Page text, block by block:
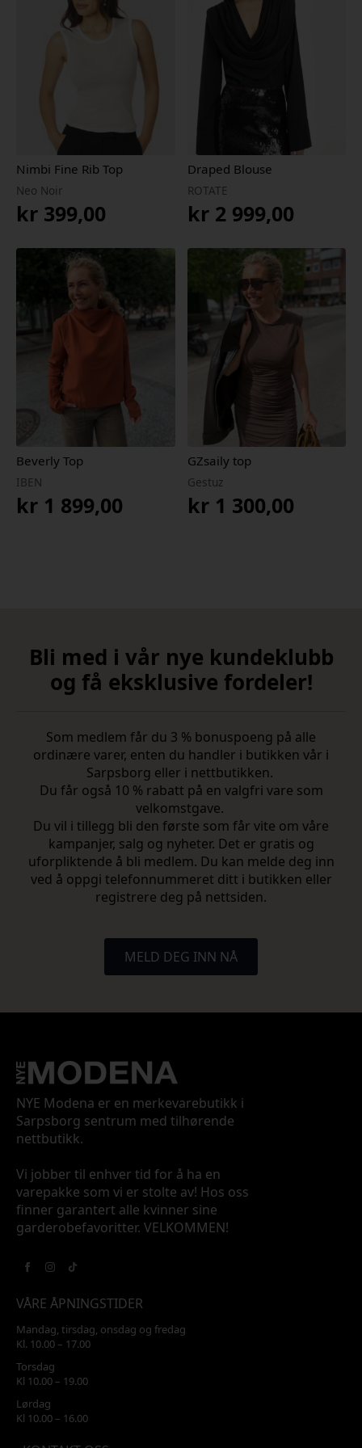
Nimbi Fine Rib Top
Neo Noir
kr 399,00
Draped Blouse
ROTATE
kr2 999,00
Beverly Top
IBEN
kr 1 899,00
GZsaily top
Gestuz
kr1 300,00
Bli med i vår nye kundeklubb
og få eksklusive fordeler!
Som medlem får du 3 % bonuspoeng på alle
ordinære varer, enten du handler i butikken vår i
Sarpsborg eller i nettbutikken.
Du får også 10 % rabatt på en valgfri vare som
velkomstgave.
Du vil i tillegg bli den første som får vite om våre
kampanjer, salg og nyheter. Det er gratis og
uforpliktende å bli medlem. Du kan melde deg inn
ved å oppgi telefonnummeret ditt i butikken eller
registrere deg på nettsiden.
MELD DEG INN NÅ
NYE Modena er en merkevarebutikk i
Sarpsborg sentrum med tilhørende
nettbutikk.
Vi jobber til enhver tid for å ha en
varepakke som vi er stolte av! Hos oss
finner garantert alle kvinner sine
garderobefavoritter. VELKOMMEN!
VÅRE ÅPNINGSTIDER
Mandag, tirsdag, onsdag og fredag
Kl. 10.00 – 17.00
Torsdag
Kl 10.00 – 19.00
Lørdag
Kl 10.00 – 16.00